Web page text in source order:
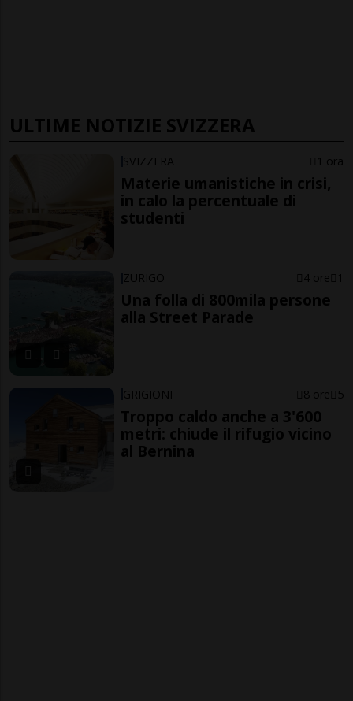
ULTIME NOTIZIE SVIZZERA
SVIZZERA 1 ora
Materie umanistiche in crisi,
in calo la percentuale di
studenti
ZURIGO 4 ore 1
Una folla di 800mila persone
alla Street Parade
GRIGIONI 8 ore 5
Troppo caldo anche a 3'600
metri: chiude il rifugio vicino
al Bernina